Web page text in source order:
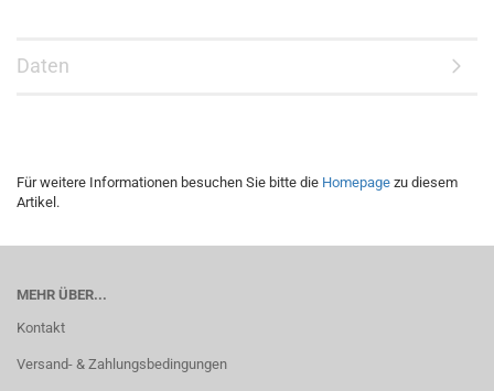
Daten
Für weitere Informationen besuchen Sie bitte die Homepage zu diesem
Artikel.
MEHR ÜBER...
Kontakt
Versand- & Zahlungsbedingungen